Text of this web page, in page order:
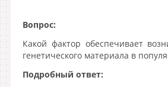
Вопрос:
Какой фактор обеспечивает
генетического материала в
Подробный ответ: